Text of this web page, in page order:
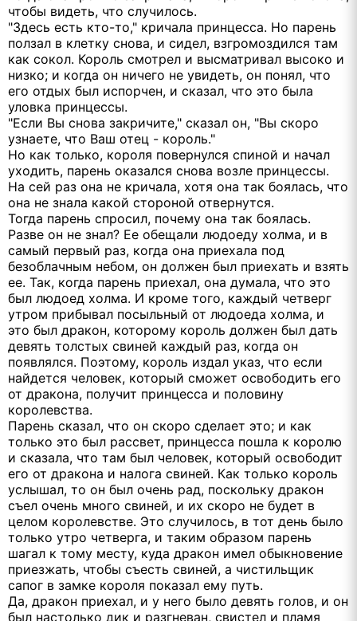
чтобы видеть, что случилось.
"Здесь есть кто-то," кричала принцесса. Но парень
ползал в клетку снова, и сидел, взгромоздился там
как сокол. Король смотрел и высматривал высоко и
низко; и когда он ничего не увидеть, он понял, что
его отдых был испорчен, и сказал, что это была
уловка принцессы.
"Если Вы снова закричите," сказал он, "Вы скоро
узнаете, что Ваш отец - король."
Но как только, короля повернулся спиной и начал
уходить, парень оказался снова возле принцессы.
На сей раз она не кричала, хотя она так боялась, что
она не знала какой стороной отвернутся.
Тогда парень спросил, почему она так боялась.
Разве он не знал? Ее обещали людоеду холма, и в
самый первый раз, когда она приехала под
безоблачным небом, он должен был приехать и взять
ее. Так, когда парень приехал, она думала, что это
был людоед холма. И кроме того, каждый четверг
утром прибывал посыльный от людоеда холма, и
это был дракон, которому король должен был дать
девять толстых свиней каждый раз, когда он
появлялся. Поэтому, король издал указ, что если
найдется человек, который сможет освободить его
от дракона, получит принцесса и половину
королевства.
Парень сказал, что он скоро сделает это; и как
только это был рассвет, принцесса пошла к королю
и сказала, что там был человек, который освободит
его от дракона и налога свиней. Как только король
услышал, то он был очень рад, поскольку дракон
съел очень много свиней, и их скоро не будет в
целом королевстве. Это случилось, в тот день было
только утро четверга, и таким образом парень
шагал к тому месту, куда дракон имел обыкновение
приезжать, чтобы съесть свиней, а чистильщик
сапог в замке короля показал ему путь.
Да, дракон приехал, и у него было девять голов, и он
был настолько дик и разгневан, свистел и пламя